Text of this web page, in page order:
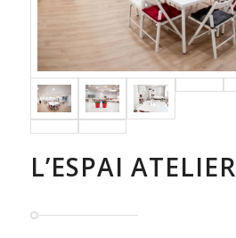
L’ESPAI ATELIER